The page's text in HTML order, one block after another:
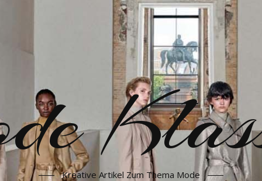
Kreative Artikel Zum Thema Mode